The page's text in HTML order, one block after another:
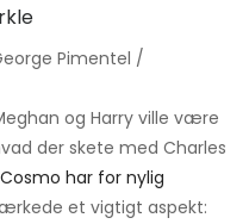
Pimentel /
og Harry ville være
der skete med Charles
har for nylig
et vigtigt aspekt: